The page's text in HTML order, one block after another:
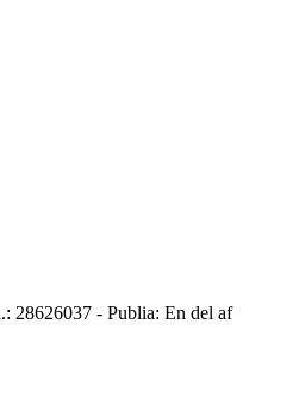
28626037 - Publia: En del af